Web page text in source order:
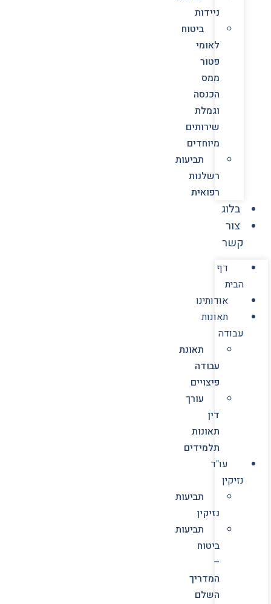
ניידות
ביטוח
לאומי
פטור
ממס
הכנסה
וגמלת
שירותים
מיוחדים
תביעות
רשלנות
רפואית
בלוג
צור
קשר
דף
הבית
אודותינו
תאונות
עבודה
תאונת
עבודה
פיצויים
עורך
דין
תאונות
תלמידים
עו"ד
נזיקין
תביעות
נזיקין
תביעות
ביטוח
–
המדריך
השלם